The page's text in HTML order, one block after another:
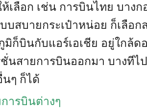
เลือก เช่น การบินไทย บาง
บสบายกระเป๋าหน่อย ก็เลือ
มิก็บินกับแอร์เอเชีย อยู่ใกล้
นสายการบินออกมา บางทีไ
ๆ ก็ได้
ารบินต่างๆ